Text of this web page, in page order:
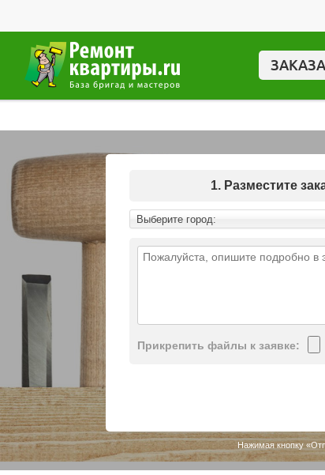
1. Разместите
Выберите город:
Прикрепить файлы к заявке:
Нажимая кнопку